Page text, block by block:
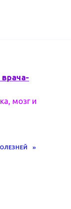
врача-
мозг и
»